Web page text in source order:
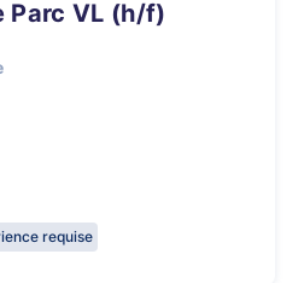
Parc VL (h/f)
requise